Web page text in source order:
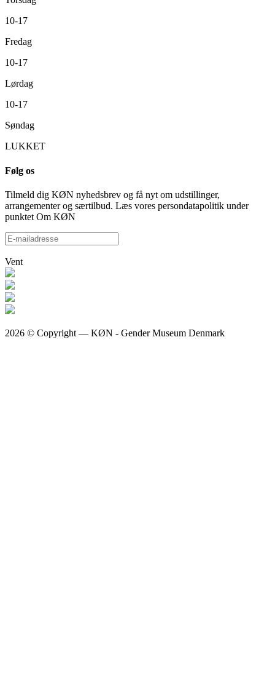
10-17
Fredag
10-17
Lørdag
10-17
Søndag
LUKKET
Følg os
Tilmeld dig KØN nyhedsbrev og få nyt om udstillinger,
arrangementer og særtilbud. Læs vores persondatapolitik under
punktet Om KØN
Vent
2026 © Copyright — KØN - Gender Museum Denmark